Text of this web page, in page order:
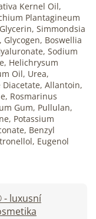
Kernel Oil,
Plantagineum
Simmondsia
Boswellia
Sodium
Helichrysum
Oil, Urea,
Allantoin,
Rosmarinus
Gum, Pullulan,
Potassium
Benzyl
Eugenol
- luxusní